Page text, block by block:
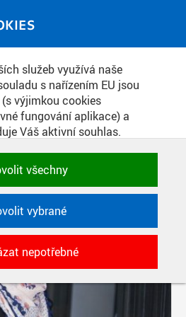
služeb využívá naše
s nařízením EU jsou
výjimkou cookies
fungování aplikace) a
Váš aktivní souhlas.
a povolit cookies podle
můžete samozřejmě
aplikacemi
nastavení,
relace. Jsou
fungování a jsou
všechny
vybrané
nepotřebné
PODLE FILTRU
ŠTÍTEK: LABORATOŘ